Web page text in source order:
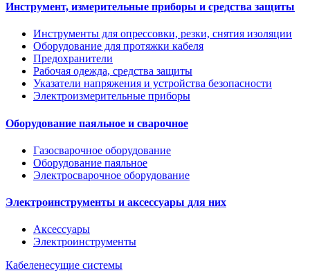
Инструмент, измерительные приборы и средства защиты
Инструменты для опрессовки, резки, снятия изоляции
Оборудование для протяжки кабеля
Предохранители
Рабочая одежда, средства защиты
Указатели напряжения и устройства безопасности
Электроизмерительные приборы
Оборудование паяльное и сварочное
Газосварочное оборудование
Оборудование паяльное
Электросварочное оборудование
Электроинструменты и аксессуары для них
Аксессуары
Электроинструменты
Кабеленесущие системы